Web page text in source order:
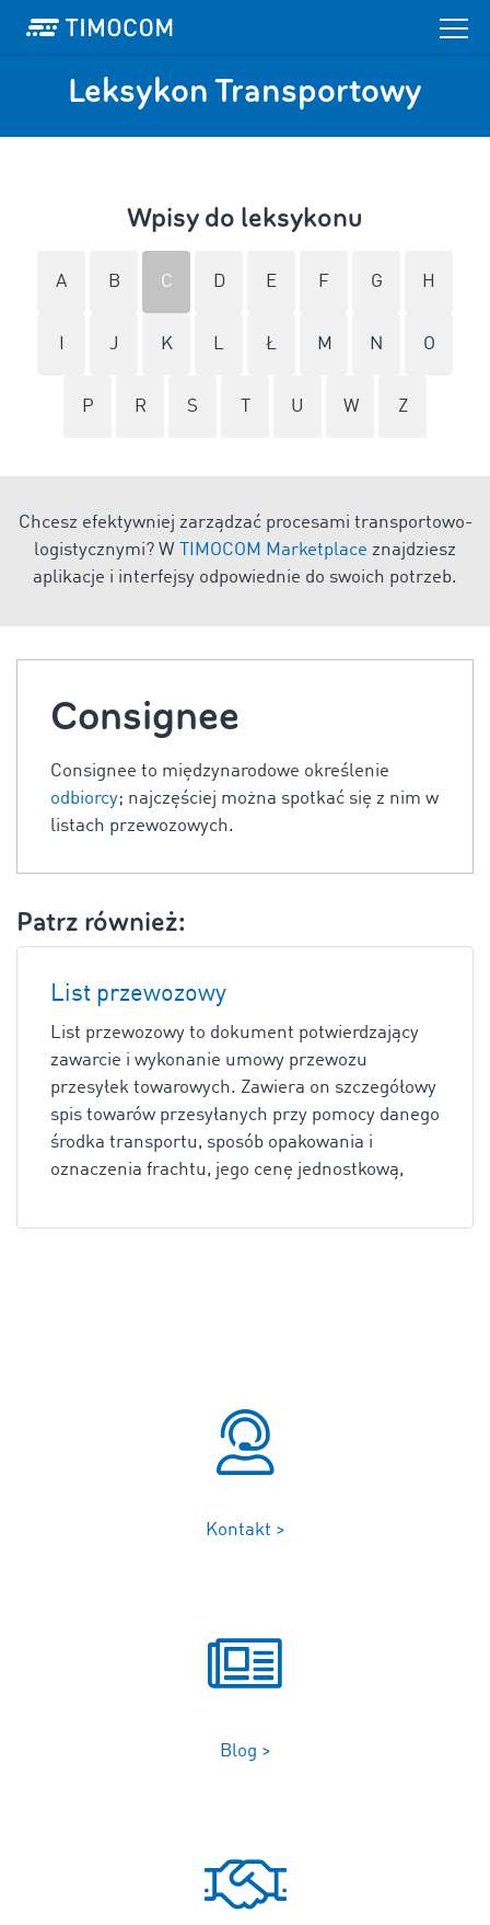
Leksykon Transportowy
Wpisy do leksykonu
A B C D E F G H
J K L Ł M N O
P R S U W Z
Chcesz efektywniej zarządzać procesami transportowo-
logistycznymi? W
TIMOCOM Marketplace znajdziesz
aplikacje i interfejsy odpowiednie do swoich potrzeb.
Consignee
Consignee to międzynarodowe określenie
odbiorcy; najczęściej można spotkać się z nim w
listach przewozowych.
Patrz również:
List przewozowy
List przewozowy to dokument potwierdzający
zawarcie i wykonanie umowy przewozu
przesyłek towarowych. Zawiera on szczegółowy
spis towarów przesyłanych przy pomocy danego
środka transportu, sposób opakowania i
oznaczenia frachtu, jego cenę jednostkową,
Kontakt >
Blog >